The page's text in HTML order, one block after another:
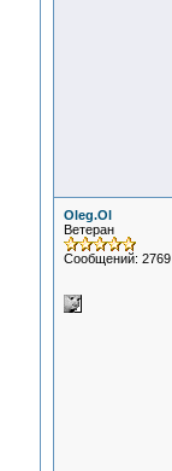
Oleg.Ol
Ветеран
Сообщений: 2769